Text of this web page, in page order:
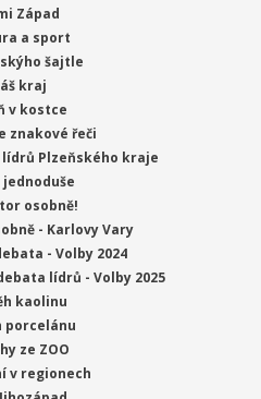
Západ
a sport
šajtle
kraj
v kostce
znakové řeči
Plzeňského kraje
jednoduše
osobně!
- Karlovy Vary
- Volby 2024
lídrů - Volby 2025
kaolinu
porcelánu
ze ZOO
v regionech